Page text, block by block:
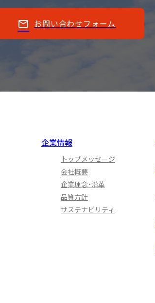
お問い合わせフォーム
企業情報
トップメッセージ
会社概要
企業理念・沿革
品質方針
サステナビリティ